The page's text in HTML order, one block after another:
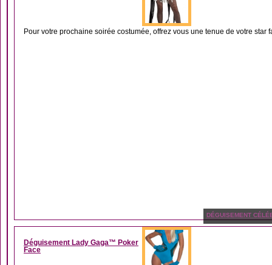
Pour votre prochaine soirée costumée, offrez vous une tenue de votre star
DÉGUISEMENT
Déguisement Lady Gaga™ Poker
Face